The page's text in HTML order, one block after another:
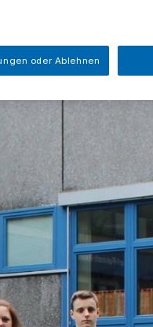
oder Ablehnen